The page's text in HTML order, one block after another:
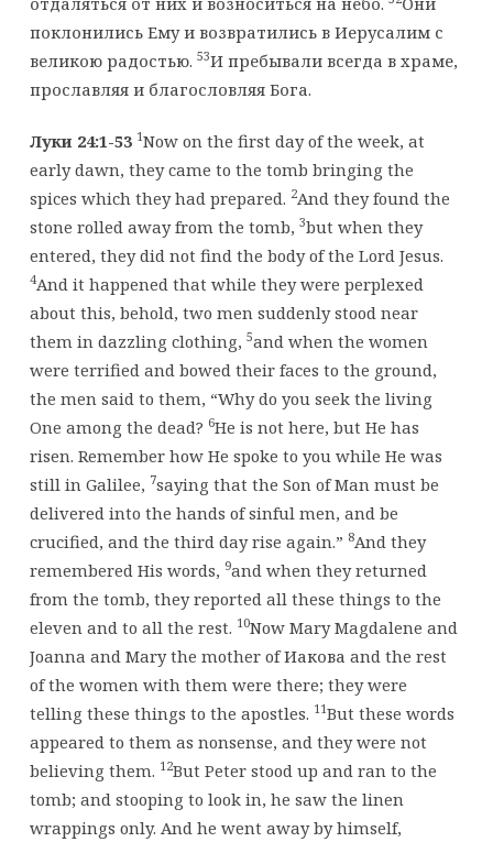
поклонились Ему и возвратились в Иерусалим с
великою радостью. 53И пребывали всегда в храме,
прославляя и благословляя Бога.
Луки 24:1-53 1Now on the first day of the week, at
early dawn, they came to the tomb bringing the
spices which they had prepared. 2And they found the
stone rolled away from the tomb, 3but when they
entered, they did not find the body of the Lord Jesus.
4And it happened that while they were perplexed
about this, behold, two men suddenly stood near
them in dazzling clothing, 5and when the women
were terrified and bowed their faces to the ground,
the men said to them, “Why do you seek the living
One among the dead? 6He is not here, but He has
risen. Remember how He spoke to you while He was
still in Galilee, 7saying that the Son of Man must be
delivered into the hands of sinful men, and be
crucified, and the third day rise again.” 8And they
remembered His words, 9and when they returned
from the tomb, they reported all these things to the
eleven and to all the rest. 10Now Mary Magdalene and
Joanna and Mary the mother of Иакова and the rest
of the women with them were there; they were
telling these things to the apostles. 11But these words
appeared to them as nonsense, and they were not
believing them. 12But Peter stood up and ran to the
tomb; and stooping to look in, he saw the linen
wrappings only. And he went away by himself,